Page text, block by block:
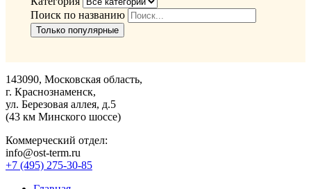
Поиск по названию
Только популярные
143090, Московская область,
г. Краснознаменск,
ул. Березовая аллея, д.5
(43 км Минского шоссе)
Коммерческий отдел:
info@ost-term.ru
+7 (495) 275-30-85